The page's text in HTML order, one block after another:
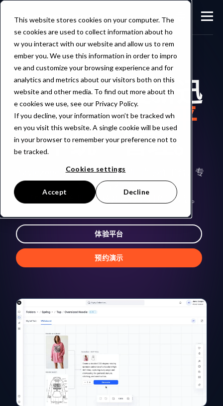
This website stores cookies on your computer. The
se cookies are used to collect information about ho
w you interact with our website and allow us to rem
ember you. We use this information in order to impro
ve and customize your browsing experience and for
analytics and metrics about our visitors both on this
website and other media. To find out more about th
e cookies we use, see our Privacy Policy.
If you decline, your information won’t be tracked wh
en you visit this website. A single cookie will be used
in your browser to remember your preference not to
be tracked.
Cookies settings
Accept Decline
产品系列更新迅
速。 在一个平
台中统一管理。
Stylezone 是 Browzwear 的时尚协作平台，专
为服装品牌打造，
可随时随地管理、审核并进行系列商品规划。
体验平台
预约演示